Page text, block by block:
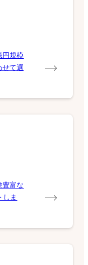
円規模
せて選
豊富な
しま